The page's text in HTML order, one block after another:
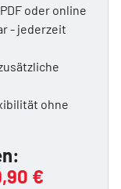
oder online
- jederzeit
ohne
€